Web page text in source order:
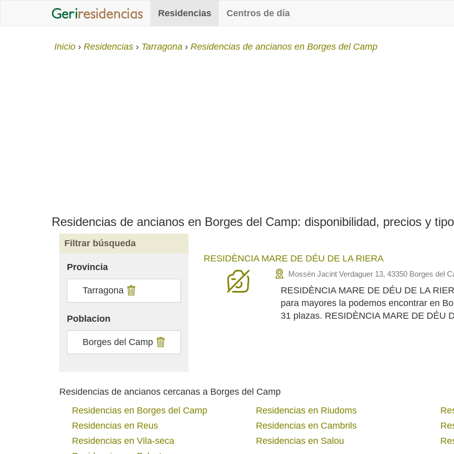
Residencias Centros de día
Inicio Residencias Tarragona Residencias de ancianos en Borges del Camp
Residencias de ancianos en Borges del Camp: disponibilidad, precios y
Filtrar búsqueda
Provincia
Tarragona
Poblacion
Borges del Camp
RESIDÈNCIA MARE DE DÉU DE LA RIERA
Mossèn Jacint Verdaguer 13, 43350 Borges del
RESIDÈNCIA MARE DE DÉU DE LA
para mayores la podemos encontrar en
31 plazas. RESIDÈNCIA MARE DE DÉU
Residencias de ancianos cercanas a Borges del Camp
Residencias en Borges del Camp
Residencias en Riudoms
Residencias en Reus
Residencias en Cambrils
Residencias en Vila-seca
Residencias en Salou